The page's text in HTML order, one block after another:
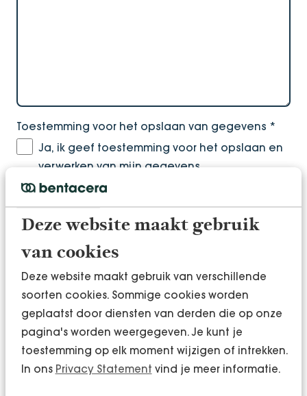
Deze website maakt gebruik
van cookies
Deze website maakt gebruik van verschillende
soorten cookies. Sommige cookies worden
geplaatst door diensten van derden die op onze
pagina's worden weergegeven. Je kunt je
toestemming op elk moment wijzigen of intrekken.
In ons Privacy Statement vind je meer informatie.
Toestemming voor het opslaan van gegevens *
Ja, ik geef toestemming voor het opslaan en
verwerken van mijn gegevens